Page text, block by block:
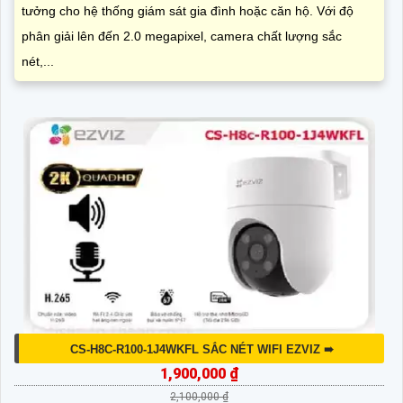
tưởng cho hệ thống giám sát gia đình hoặc căn hộ. Với độ
phân giải lên đến 2.0 megapixel, camera chất lượng sắc
nét,...
CS-H8C-R100-1J4WKFL SẮC NÉT WIFI EZVIZ ➠
1,900,000 ₫
2,100,000 ₫